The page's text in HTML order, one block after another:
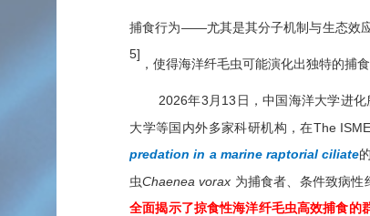
捕食行为——尤其是其分子机制与生态效
5]
，使得海洋纤毛虫可能演化出独特的捕
2026年3 月 13 日，中国海洋大学进化
大学等国内外多家科研机构，在The
predation in a marine raptorial ciliate
虫Chaenea vorax 为捕食者、条件致病性
全面揭示了掠食性海洋纤毛虫高效捕食的